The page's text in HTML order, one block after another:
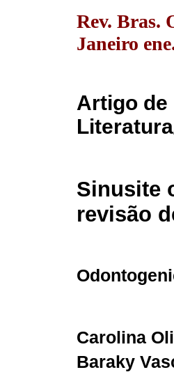
Rev. Bras.
Janeiro
Artigo de
Sinusite
revisão
Carolina
Baraky